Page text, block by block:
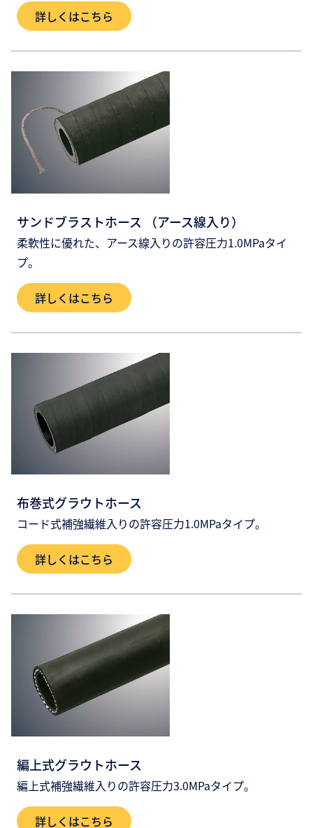
詳しくはこちら
サンドブラストホース （アース線入り）
柔軟性に優れた、アース線入りの許容圧力1.0MPaタイ
プ。
詳しくはこちら
布巻式グラウトホース
コード式補強繊維入りの許容圧力1.0MPaタイプ。
詳しくはこちら
編上式グラウトホース
編上式補強繊維入りの許容圧力3.0MPaタイプ。
詳しくはこちら